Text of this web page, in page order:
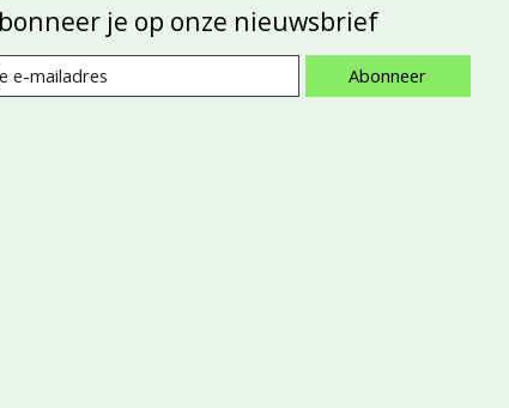
je op onze nieuwsbrief
Abonneer